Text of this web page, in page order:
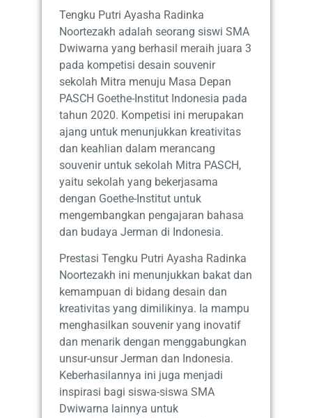
Tengku Putri Ayasha Radinka
Noortezakh adalah seorang siswi SMA
Dwiwarna yang berhasil meraih juara 3
pada kompetisi desain souvenir
sekolah Mitra menuju Masa Depan
PASCH Goethe-Institut Indonesia pada
tahun 2020. Kompetisi ini merupakan
ajang untuk menunjukkan kreativitas
dan keahlian dalam merancang
souvenir untuk sekolah Mitra PASCH,
yaitu sekolah yang bekerjasama
dengan Goethe-Institut untuk
mengembangkan pengajaran bahasa
dan budaya Jerman di Indonesia.
Prestasi Tengku Putri Ayasha Radinka
Noortezakh ini menunjukkan bakat dan
kemampuan di bidang desain dan
kreativitas yang dimilikinya. Ia mampu
menghasilkan souvenir yang inovatif
dan menarik dengan menggabungkan
unsur-unsur Jerman dan Indonesia.
Keberhasilannya ini juga menjadi
inspirasi bagi siswa-siswa SMA
Dwiwarna lainnya untuk